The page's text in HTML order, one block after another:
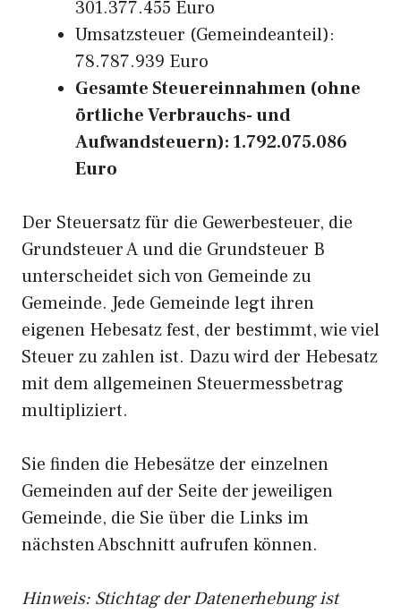
301.377.455 Euro
Umsatzsteuer (Gemeindeanteil):
78.787.939 Euro
Gesamte Steuereinnahmen (ohne
örtliche Verbrauchs- und
Aufwandsteuern): 1.792.075.086
Euro
Der Steuersatz für die Gewerbesteuer, die
Grundsteuer A und die Grundsteuer B
unterscheidet sich von Gemeinde zu
Gemeinde. Jede Gemeinde legt ihren
eigenen Hebesatz fest, der bestimmt, wie viel
Steuer zu zahlen ist. Dazu wird der Hebesatz
mit dem allgemeinen Steuermessbetrag
multipliziert.
Sie finden die Hebesätze der einzelnen
Gemeinden auf der Seite der jeweiligen
Gemeinde, die Sie über die Links im
nächsten Abschnitt aufrufen können.
Hinweis: Stichtag der Datenerhebung ist